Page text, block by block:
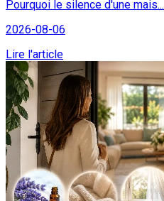
Pourquoi le silence d'une mais...
2026-08-06
Lire l'article